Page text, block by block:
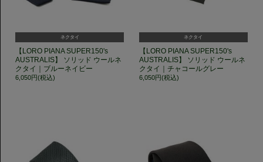
ネクタイ
【LORO PIANA SUPER150's
AUSTRALIS】 ソリッド ウールネ
クタイ｜ブルーネイビー
6,050円(税込)
ネクタイ
【LORO PIANA SUPER150's
AUSTRALIS】 ソリッド ウールネ
クタイ｜チャコールグレー
6,050円(税込)